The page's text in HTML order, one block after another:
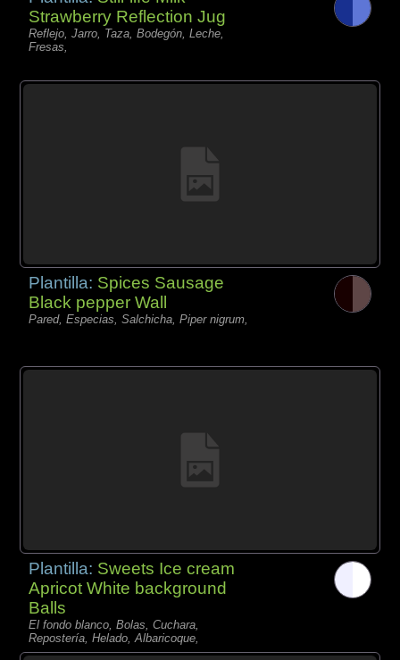
Strawberry Reflection Jug
Reflejo, Jarro, Taza, Bodegón, Leche,
Fresas,
Plantilla: Spices Sausage
Black pepper Wall
Pared, Especias, Salchicha, Piper nigrum,
Plantilla: Sweets Ice cream
Apricot White background
Balls
El fondo blanco, Bolas, Cuchara,
Repostería, Helado, Albaricoque,